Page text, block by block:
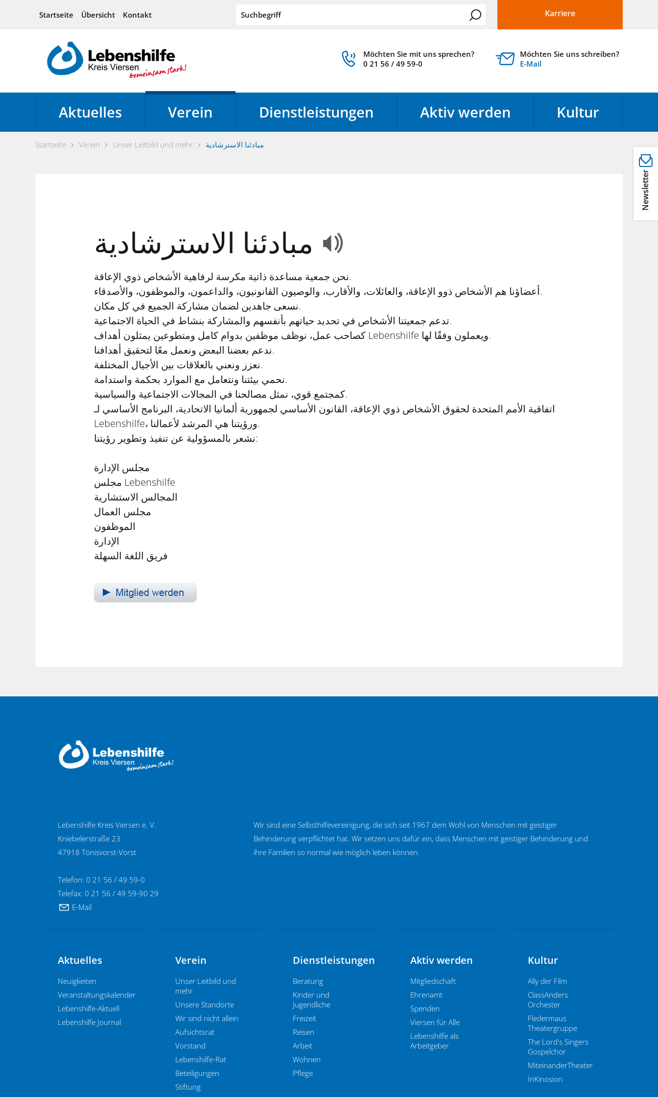
Karriere
Startseite Übersicht Kontakt
Möchten Sie uns schreiben?
E-Mail
Möchten Sie mit uns sprechen?
0 21 56 / 49 59-0
Aktuelles Verein Dienstleistungen Aktiv werden Kultur
Newsletter
Startseite Verein Unser Leitbild und mehr مبادئنا الاسترشادية
نحن جمعية مساعدة ذاتية مكرسة لرفاهية الأشخاص ذوي الإعاقة.
أعضاؤنا هم الأشخاص ذوو الإعاقة، والعائلات، والأقارب، والوصيون القانونيون، والداعمون، والموظفون، والأصدقاء.
نسعى جاهدين لضمان مشاركة الجميع في كل مكان.
تدعم جمعيتنا الأشخاص في تحديد حياتهم بأنفسهم والمشاركة بنشاط في الحياة الاجتماعية.
كصاحب عمل، نوظف موظفين بدوام كامل ومتطوعين يمثلون أهداف Lebenshilfe ويعملون وفقًا لها.
ندعم بعضنا البعض ونعمل معًا لتحقيق أهدافنا.
نعزز ونعني بالعلاقات بين الأجيال المختلفة.
نحمي بيئتنا ونتعامل مع الموارد بحكمة واستدامة.
كمجتمع قوي، نمثل مصالحنا في المجالات الاجتماعية والسياسية.
اتفاقية الأمم المتحدة لحقوق الأشخاص ذوي الإعاقة، القانون الأساسي لجمهورية ألمانيا الاتحادية، البرنامج الأساسي لـ
Lebenshilfe، ورؤيتنا هي المرشد لأعمالنا.
نشعر بالمسؤولية عن تنفيذ وتطوير رؤيتنا:
مجلس الإدارة
مجلس Lebenshilfe
المجالس الاستشارية
مجلس العمال
الموظفون
الإدارة
فريق اللغة السهلة
Lebenshilfe Kreis Viersen e. V.
Kniebelerstraße 23
47918 Tönisvorst-Vorst
Telefon: 0 21 56 / 49 59-0
Telefax: 0 21 56 / 49 59-90 29
E-Mail
Wir sind eine Selbsthilfevereinigung, die sich seit 1967 dem Wohl von Menschen mit geistiger
Behinderung verpflichtet hat. Wir setzen uns dafür ein, dass Menschen mit geistiger Behinderung und
ihre Familien so normal wie möglich leben können.
Aktuelles
Neuigkeiten
Veranstaltungskalender
Lebenshilfe-Aktuell
Lebenshilfe Journal
Verein
Unser Leitbild und
mehr
Unsere Standorte
Wir sind nicht allein
Aufsichtsrat
Vorstand
Lebenshilfe-Rat
Beteiligungen
Stiftung
Dienstleistungen
Beratung
Kinder und
Jugendliche
Freizeit
Reisen
Arbeit
Wohnen
Pflege
Aktiv werden
Mitgliedschaft
Ehrenamt
Spenden
Viersen für Alle
Lebenshilfe als
Arbeitgeber
Kultur
Ally der Film
ClassAnders
Orchester
Fledermaus
Theatergruppe
The Lord's Singers
Gospelchor
MiteinanderTheater
InKinosion